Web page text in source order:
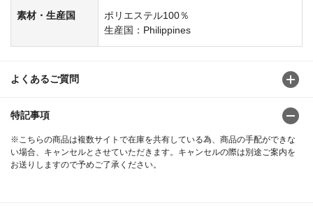
素材・生産国
ポリエステル100％
生産国：Philippines
よくあるご質問
特記事項
※こちらの商品は複数サイトで在庫を共有している為、商品の手配ができな
い場合、キャンセルとさせていただきます。キャンセルの際は別途ご案内を
お送りしますので予めご了承ください。